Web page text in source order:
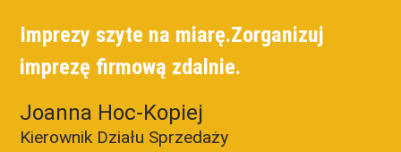
Imprezy szyte na miarę.Zorganizuj
imprezę firmową zdalnie.
Joanna Hoc-Kopiej
Kierownik Działu Sprzedaży